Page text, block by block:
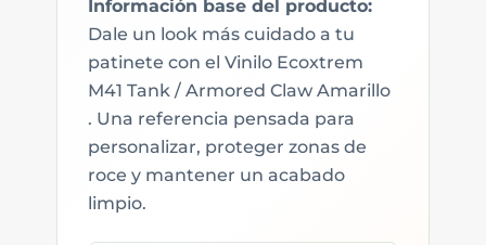
Información base del producto:
Dale un look más cuidado a tu
patinete con el Vinilo Ecoxtrem
M41 Tank / Armored Claw Amarillo
. Una referencia pensada para
personalizar, proteger zonas de
roce y mantener un acabado
limpio.